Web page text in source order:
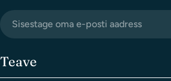
Tärniga (*) tähistatud väljad on
Teave
email
postkontor